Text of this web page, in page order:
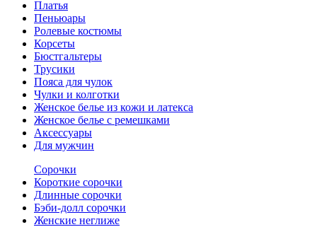
Платья
Пеньюары
Ролевые костюмы
Корсеты
Бюстгальтеры
Трусики
Пояса для чулок
Чулки и колготки
Женское белье из кожи и латекса
Женское белье с ремешками
Аксессуары
Для мужчин
Сорочки
Короткие сорочки
Длинные сорочки
Бэби-долл сорочки
Женские неглиже